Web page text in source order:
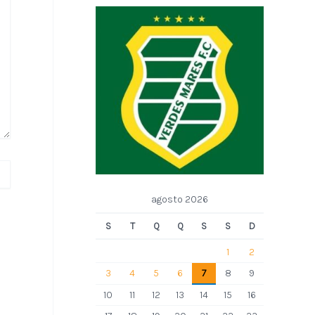
agosto 2026
S T Q Q S S D
1
2
3
4 5 6 7 8
9
10
11 12 13 14 15
16